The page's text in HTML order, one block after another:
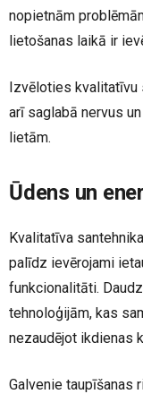
nopietnām
lietošanas laikā ir
Izvēloties kvalitatīvu
arī saglabā nervus
lietām.
Ūdens un
Kvalitatīva
palīdz ievērojami
funkcionalitāti.
tehnoloģijām, kas
nezaudējot ikdienas
Galvenie taupīšanas